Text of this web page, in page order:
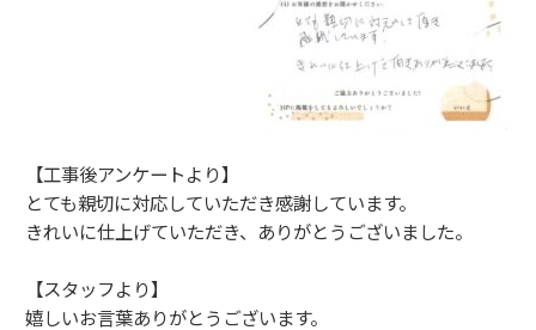
【工事後アンケートより】
とても親切に対応していただき感謝しています。
きれいに仕上げていただき、ありがとうございました。
【スタッフより】
嬉しいお言葉ありがとうございます。